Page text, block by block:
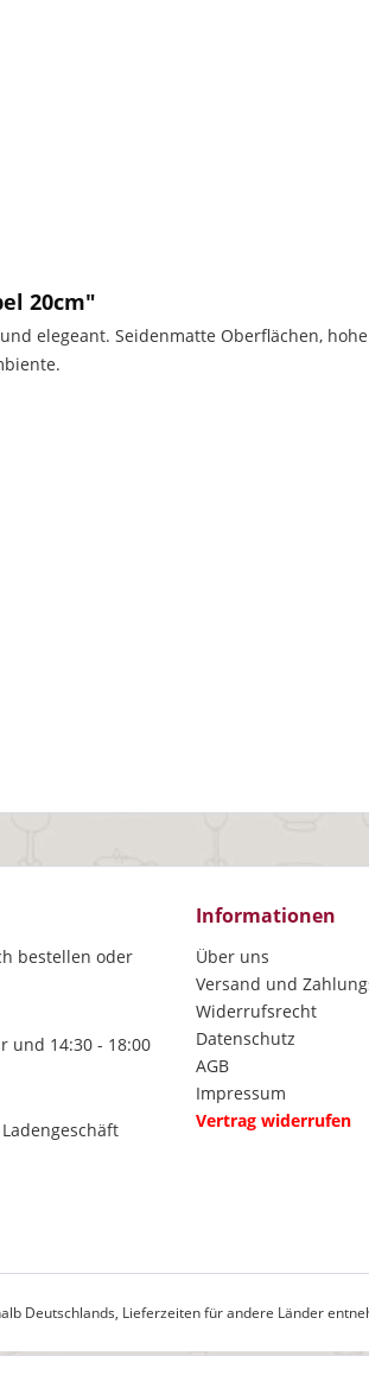
20cm"
elegeant. Seidenmatte Oberflächen,
bestellen oder
und 14:30 - 18:00
Informationen
Über uns
Versand und
Widerrufsrecht
Datenschutz
AGB
Impressum
Vertrag widerrufen
Deutschlands, Lieferzeiten für andere Länder